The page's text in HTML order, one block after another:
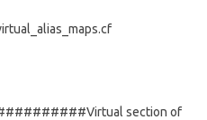
section of